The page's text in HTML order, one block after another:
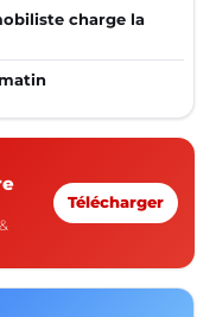
charge la
Télécharger